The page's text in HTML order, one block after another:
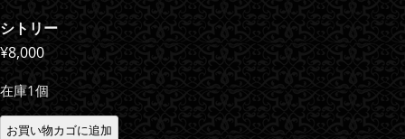
シトリー
¥8,000
在庫1個
シお買い物カゴに追加